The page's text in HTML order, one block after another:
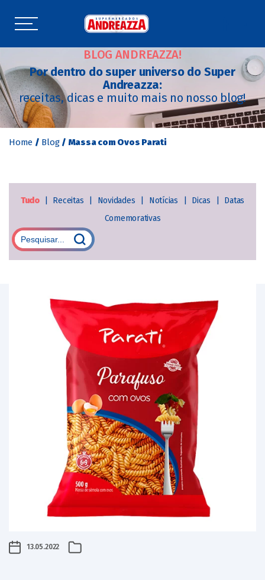
BLOG ANDREAZZA!
Por dentro do super universo do Super
Andreazza:
receitas, dicas e muito mais no nosso blog!
Home / Blog / Massa com Ovos Parati
Tudo Receitas Novidades Notícias Dicas
Datas
Comemorativas
13.05.2022